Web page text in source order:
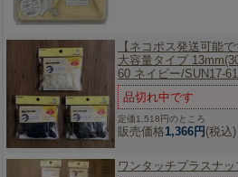
【ネコポス発送可能で
大容量タイプ
60 ネイビー/SUN17-
品切れ中です
定価1,518円のところ
販売価格1,366円 (税込)
ワンタッチプラスナ